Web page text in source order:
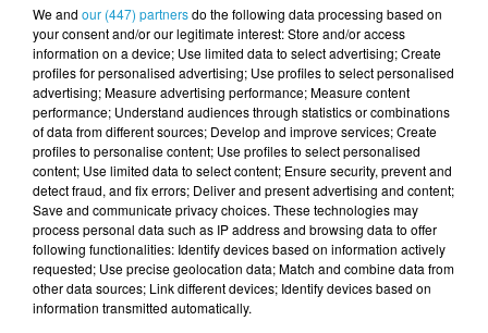
comédienne Barbara Schulz (Le monde à
l'envers,Bernadette). Elle a coécrit le
scénario avecChristophe Turpin (JCVD,La
Colle) et Jérôme Tonnerre pour la
collaboration au scénario.
Le secret de Khéops, c'est au cinéma dès
mercredi 5 mars 2025.
Cet élément est masqué compte-tenu du refus
du dépôt de cookies que vous avez exprimé. Si
We and our (447) partnersdo the following data processing based on
your consent and/or our legitimate interest: Store and/or access
information on a device; Use limited data to select advertising; Create
profiles for personalised advertising; Use profiles to select personalised
advertising; Measure advertising performance; Measure content
performance; Understand audiences through statistics or combinations
of data from different sources; Develop and improve services; Create
profiles to personalise content; Use profiles to select personalised
content; Use limited data to select content; Ensure security, prevent and
detect fraud, and fix errors; Deliver and present advertising and content;
Save and communicate privacy choices. These technologies may
process personal data such as IP address and browsing data to offer
following functionalities: Identify devices based on information actively
requested; Use precise geolocation data; Match and combine data from
other data sources; Link different devices; Identify devices based on
information transmitted automatically.